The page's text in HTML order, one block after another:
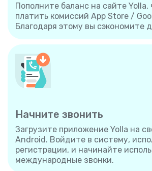
Пополните баланс на сайте Yolla,
платить комиссий App Store /
Благодаря этому вы сэкономите
Начните звонить
Загрузите приложение Yolla на
Android. Войдите в систему,
регистрации, и начинайте
международные звонки.